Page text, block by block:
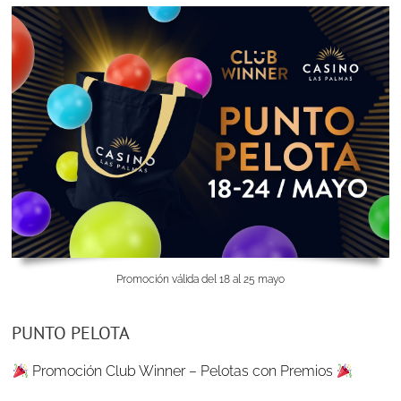
Promoción válida del 18 al 25 mayo
PUNTO PELOTA
Promoción Club Winner – Pelotas con Premios